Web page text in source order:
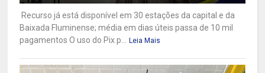
Recurso já está disponível em 30 estações da capital e da
Baixada Fluminense; média em dias úteis passa de 10 mil
pagamentos O uso do Pix p...
Leia Mais